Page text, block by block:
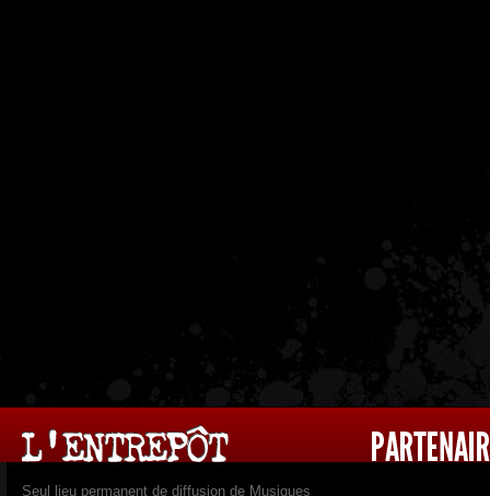
Seul lieu permanent de diffusion de Musiques